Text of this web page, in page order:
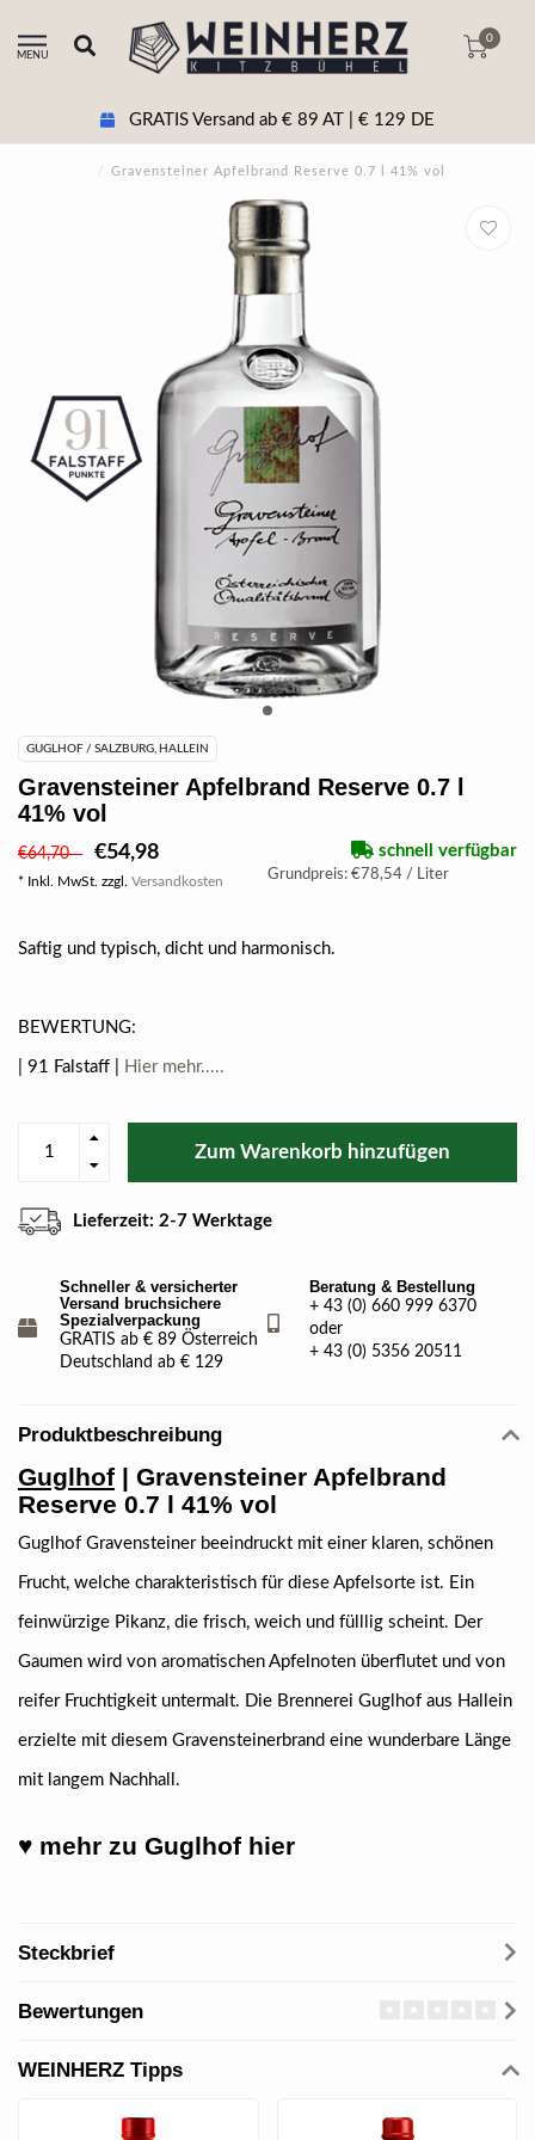
MENU
0
GRATIS Versand ab € 89 AT | € 129 DE
/ Gravensteiner Apfelbrand Reserve 0.7 l 41% vol
GUGLHOF / SALZBURG, HALLEIN
Gravensteiner Apfelbrand Reserve 0.7 l
41% vol
€64,70 €54,98
* Inkl. MwSt. zzgl. Versandkosten
schnell verfügbar
Grundpreis: €78,54 / Liter
Saftig und typisch, dicht und harmonisch.
BEWERTUNG:
| 91 Falstaff | Hier mehr.....
Zum Warenkorb hinzufügen
Lieferzeit: 2-7 Werktage
Schneller & versicherter
Versand bruchsichere
Spezialverpackung
GRATIS ab € 89 Österreich
Deutschland ab € 129
Beratung & Bestellung
+ 43 (0) 660 999 6370
oder
+ 43 (0) 5356 20511
Produktbeschreibung
Guglhof | Gravensteiner Apfelbrand
Reserve 0.7 l 41% vol
Guglhof Gravensteiner beeindruckt mit einer klaren, schönen
Frucht, welche charakteristisch für diese Apfelsorte ist. Ein
feinwürzige Pikanz, die frisch, weich und fülllig scheint. Der
Gaumen wird von aromatischen Apfelnoten überflutet und von
reifer Fruchtigkeit untermalt. Die Brennerei Guglhof aus Hallein
erzielte mit diesem Gravensteinerbrand eine wunderbare Länge
mit langem Nachhall.
♥ mehr zu Guglhof hier
Steckbrief
Bewertungen
WEINHERZ Tipps